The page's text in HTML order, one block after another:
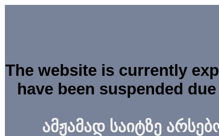
The website is currently
have been suspended
ამჟამად საიტზე